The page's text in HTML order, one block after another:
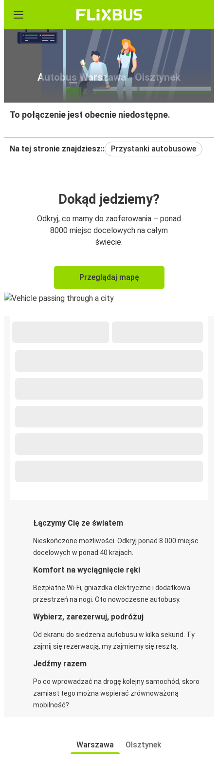
Autobus Warszawa - Olsztynek
To połączenie jest obecnie niedostępne.
Na tej stronie znajdziesz:: Przystanki autobusowe
Dokąd jedziemy?
Odkryj, co mamy do zaoferowania – ponad
8000 miejsc docelowych na całym
świecie.
Przeglądaj mapę
Łączymy Cię ze światem
Nieskończone możliwości. Odkryj ponad 8 000 miejsc
docelowych w ponad 40 krajach.
Komfort na wyciągnięcie ręki
Bezpłatne Wi-Fi, gniazdka elektryczne i dodatkowa
przestrzeń na nogi. Oto nowoczesne autobusy.
Wybierz, zarezerwuj, podróżuj
Od ekranu do siedzenia autobusu w kilka sekund. Ty
zajmij się rezerwacją, my zajmiemy się resztą.
Jedźmy razem
Po co wprowadzać na drogę kolejny samochód, skoro
zamiast tego można wspierać zrównoważoną
mobilność?
Warszawa Olsztynek